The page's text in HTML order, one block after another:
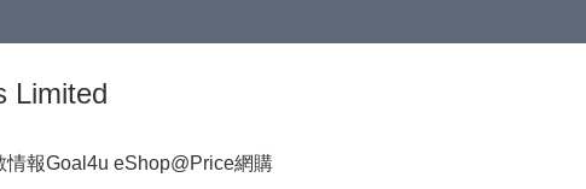
Limited
情報Goal4u eShop@Price網購